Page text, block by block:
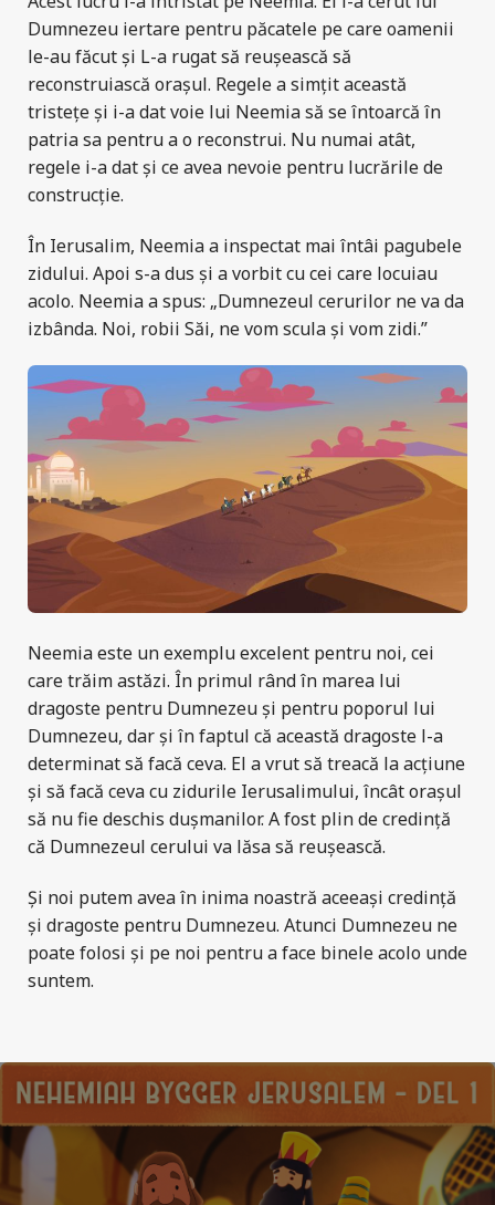
Dumnezeu iertare pentru păcatele pe care oamenii
le-au făcut și L-a rugat să reușească să
reconstruiască orașul. Regele a simțit această
tristețe și i-a dat voie lui Neemia să se întoarcă în
patria sa pentru a o reconstrui. Nu numai atât,
regele i-a dat și ce avea nevoie pentru lucrările de
construcție.
În Ierusalim, Neemia a inspectat mai întâi pagubele
zidului. Apoi s-a dus și a vorbit cu cei care locuiau
acolo. Neemia a spus: „Dumnezeul cerurilor ne va da
izbânda. Noi, robii Săi, ne vom scula şi vom zidi.”
Neemia este un exemplu excelent pentru noi, cei
care trăim astăzi. În primul rând în marea lui
dragoste pentru Dumnezeu și pentru poporul lui
Dumnezeu, dar și în faptul că această dragoste l-a
determinat să facă ceva. El a vrut să treacă la acțiune
și să facă ceva cu zidurile Ierusalimului, încât orașul
să nu fie deschis dușmanilor. A fost plin de credință
că Dumnezeul cerului va lăsa să reușească.
Și noi putem avea în inima noastră aceeași credință
și dragoste pentru Dumnezeu. Atunci Dumnezeu ne
poate folosi și pe noi pentru a face binele acolo unde
suntem.